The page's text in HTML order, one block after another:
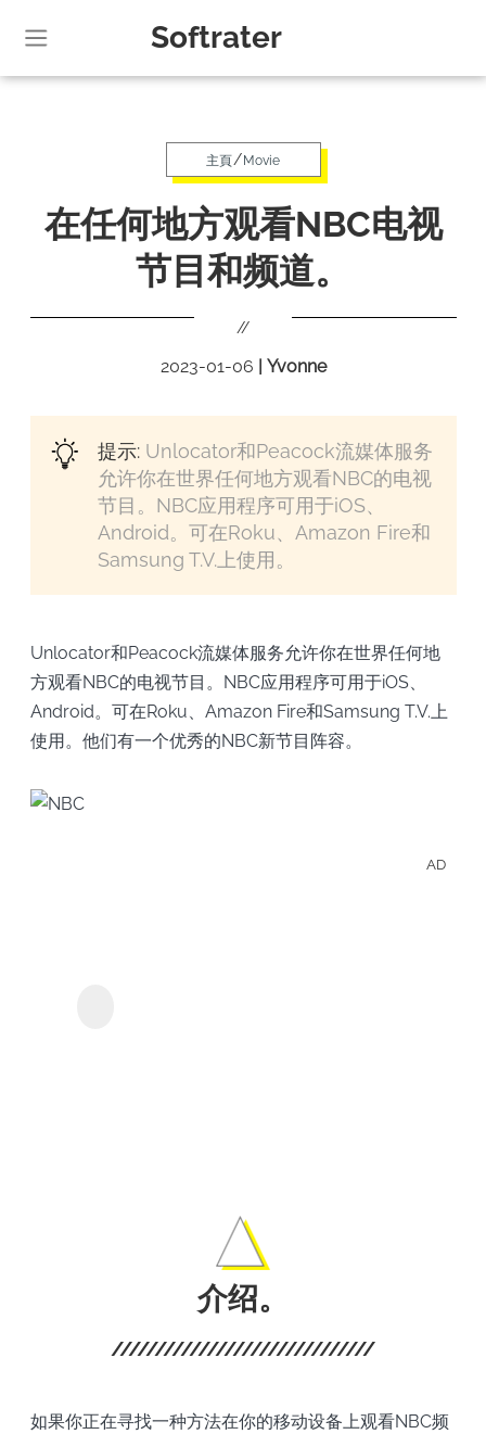
Softrater
主頁/Movie
在任何地方观看NBC电视
节目和频道。
//
2023-01-06 | Yvonne
提示:Unlocator和Peacock流媒体服务
允许你在世界任何地方观看NBC的电视
节目。NBC应用程序可用于iOS、
Android。可在Roku、Amazon Fire和
Samsung T.V.上使用。
Unlocator和Peacock流媒体服务允许你在世界任何地
方观看NBC的电视节目。NBC应用程序可用于iOS、
Android。可在Roku、Amazon Fire和Samsung T.V.上
使用。他们有一个优秀的NBC新节目阵容。
AD
介绍。
如果你正在寻找一种方法在你的移动设备上观看NBC频